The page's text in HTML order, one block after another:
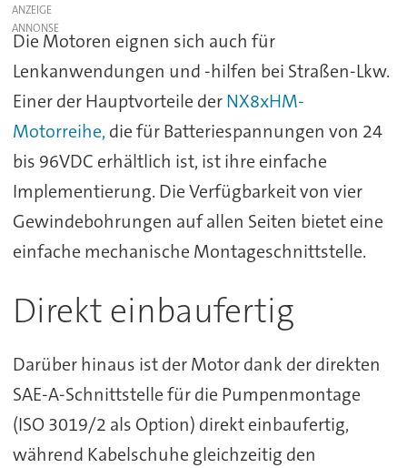
ANZEIGE
Die Motoren eignen sich auch für
Lenkanwendungen und -hilfen bei Straßen-Lkw.
Einer der Hauptvorteile derNX8xHM-
Motorreihe,die für Batteriespannungen von 24
bis 96VDC erhältlich ist, ist ihre einfache
Implementierung. Die Verfügbarkeit von vier
Gewindebohrungen auf allen Seiten bietet eine
einfache mechanische Montageschnittstelle.
Direkt einbaufertig
Darüber hinaus ist der Motor dank der direkten
SAE-A-Schnittstelle für die Pumpenmontage
(ISO 3019/2 als Option) direkt einbaufertig,
während Kabelschuhe gleichzeitig den